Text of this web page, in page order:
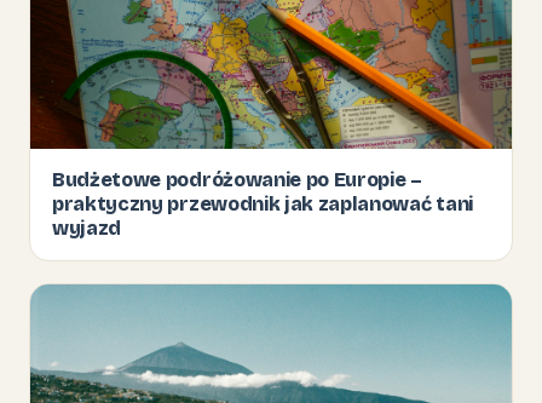
Budżetowe podróżowanie po Europie –
praktyczny przewodnik jak zaplanować tani
wyjazd